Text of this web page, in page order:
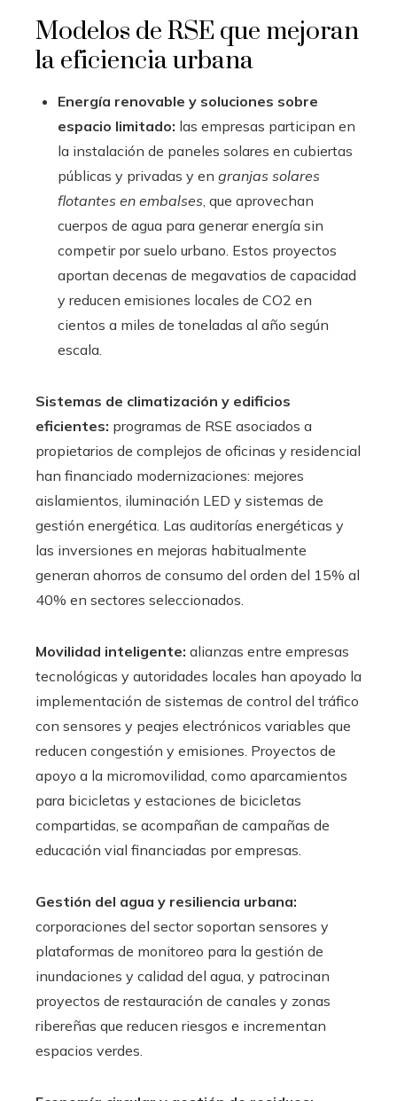
Modelos de RSE que mejoran
la eficiencia urbana
Energía renovable y soluciones sobre
espacio limitado: las empresas participan en
la instalación de paneles solares en cubiertas
públicas y privadas y en granjas solares
flotantes en embalses, que aprovechan
cuerpos de agua para generar energía sin
competir por suelo urbano. Estos proyectos
aportan decenas de megavatios de capacidad
y reducen emisiones locales de CO2 en
cientos a miles de toneladas al año según
escala.
Sistemas de climatización y edificios
eficientes: programas de RSE asociados a
propietarios de complejos de oficinas y residencial
han financiado modernizaciones: mejores
aislamientos, iluminación LED y sistemas de
gestión energética. Las auditorías energéticas y
las inversiones en mejoras habitualmente
generan ahorros de consumo del orden del 15% al
40% en sectores seleccionados.
Movilidad inteligente: alianzas entre empresas
tecnológicas y autoridades locales han apoyado la
implementación de sistemas de control del tráfico
con sensores y peajes electrónicos variables que
reducen congestión y emisiones. Proyectos de
apoyo a la micromovilidad, como aparcamientos
para bicicletas y estaciones de bicicletas
compartidas, se acompañan de campañas de
educación vial financiadas por empresas.
Gestión del agua y resiliencia urbana:
corporaciones del sector soportan sensores y
plataformas de monitoreo para la gestión de
inundaciones y calidad del agua, y patrocinan
proyectos de restauración de canales y zonas
ribereñas que reducen riesgos e incrementan
espacios verdes.